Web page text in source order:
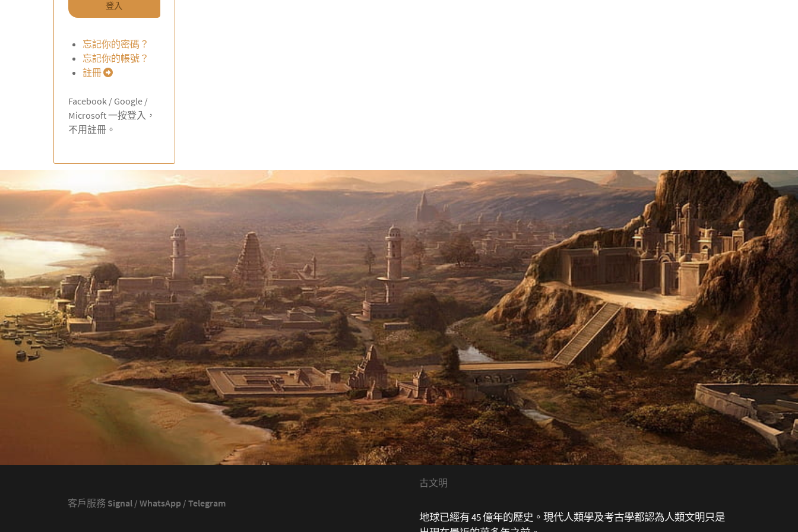
登入
忘記你的密碼？
忘記你的帳號？
註冊
Facebook / Google /
Microsoft 一按登入，
不用註冊。
客戶服務 Signal / WhatsApp / Telegram
古文明
地球已經有 45 億年的歷史。現代人類學及考古學都認為人類文明只是